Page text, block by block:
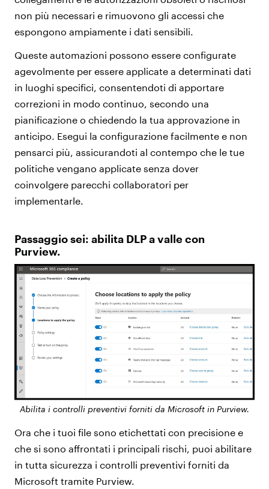
non più necessari e rimuovono gli accessi che
espongono ampiamente i dati sensibili.
Queste automazioni possono essere configurate
agevolmente per essere applicate a determinati dati
in luoghi specifici, consentendoti di apportare
correzioni in modo continuo, secondo una
pianificazione o chiedendo la tua approvazione in
anticipo. Esegui la configurazione facilmente e non
pensarci più, assicurandoti al contempo che le tue
politiche vengano applicate senza dover
coinvolgere parecchi collaboratori per
implementarle.
Passaggio sei: abilita DLP a valle con
Purview.
Abilita i controlli preventivi forniti da Microsoft in Purview.
Ora che i tuoi file sono etichettati con precisione e
che si sono affrontati i principali rischi, puoi abilitare
in tutta sicurezza i controlli preventivi forniti da
Microsoft tramite Purview.